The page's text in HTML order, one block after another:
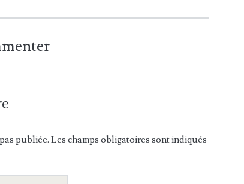
publiée. Les champs obligatoires sont indiqués